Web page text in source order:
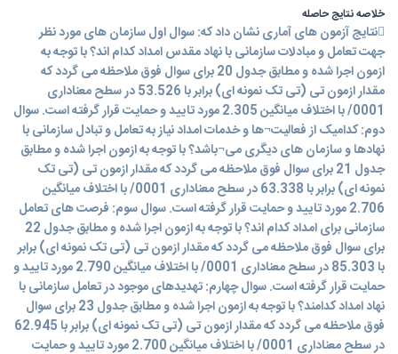
خلاصه نتایج حاصله
نتایج آزمون های آماری نشان داد که: سوال اول سازمان های مورد نظر
جهت تعامل و مبادلات سازمانی با نهاد مقدس امداد کدام اند؟ با توجه به
ازمون اجرا شده و مطابق جدول 20 برای سوال فوق ملاحظه می گردد که
مقدار ازمون تی (تی تک نمونه ای) برابر با 53.526 در سطح معناداری
0001/ با اختلاف میانگین 2.305 مورد تایید و حمایت قرار گرفته است. سوال
دوم: کدامیک از فعالیت¬ها و خدمات امداد نیاز به تعامل و تبادل سازمانی با
نهادها و سازمان های دیگری می¬باشد؟ با توجه به ازمون اجرا شده و مطابق
جدول 21 برای سوال فوق ملاحظه می گردد که مقدار ازمون تی (تی تک
نمونه ای) برابر با 63.338 در سطح معناداری 0001/ با اختلاف میانگین
2.706 مورد تایید و حمایت قرار گرفته است. سوال سوم: فرصت های تعامل
سازمانی برای امداد کدام اند؟ با توجه به ازمون اجرا شده و مطابق جدول 22
برای سوال فوق ملاحظه می گردد که مقدار ازمون تی (تی تک نمونه ای) برابر
با 85.303 در سطح معناداری 0001/ با اختلاف میانگین 2.790 مورد تایید و
حمایت قرار گرفته است. سوال چهارم: تهدیدهای موجود در تعامل سازمانی با
نهاد امداد کدامند؟ با توجه به ازمون اجرا شده و مطابق جدول 23 برای سوال
فوق ملاحظه می گردد که مقدار ازمون تی (تی تک نمونه ای) برابر با 62.945
در سطح معناداری 0001/ با اختلاف میانگین 2.700 مورد تایید و حمایت